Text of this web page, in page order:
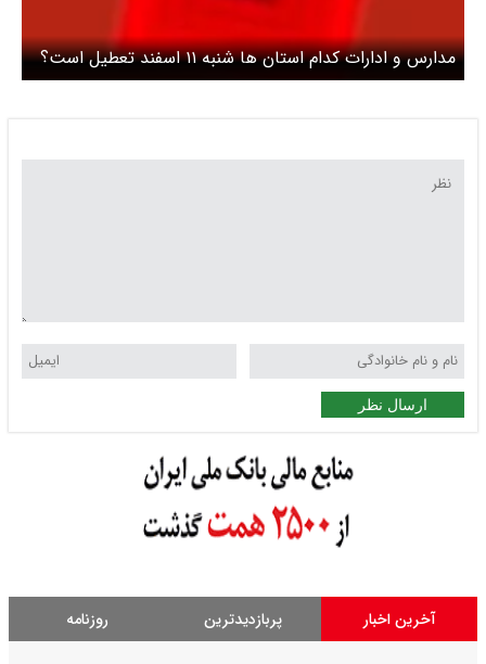
مدارس و ادارات کدام استان ها شنبه ۱۱ اسفند تعطیل است؟
ارسال نظر
آخرین اخبار پربازدیدترین روزنامه